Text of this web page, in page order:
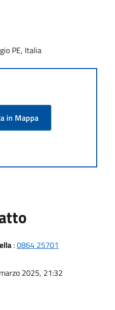
PE, Italia
in Mappa
:0864 25701
2025, 21:32